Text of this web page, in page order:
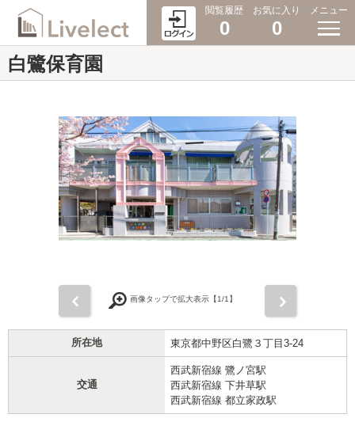
閲覧履歴
0
お気に入り
0
メニュー
白鷺保育園
画像タップで拡大表示【1/1】
所在地 東京都中野区白鷺３丁目3-24
交通
西武新宿線 鷺ノ宮駅
西武新宿線 下井草駅
西武新宿線 都立家政駅